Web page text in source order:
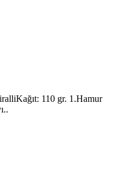
110 gr. 1.Hamur